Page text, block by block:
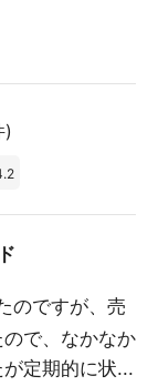
)
のですが、売
で、なかなか
定期的に状...